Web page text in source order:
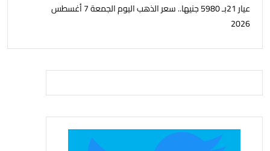
عيار 21بـ 5980 جنيها.. سعر الذهب اليوم الجمعة 7 أغسطس
2026